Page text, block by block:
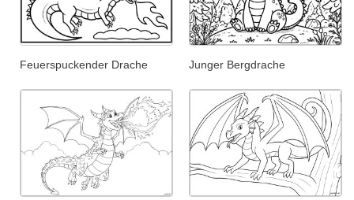
Feuerspuckender Drache Junger Bergdrache